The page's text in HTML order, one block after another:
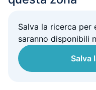
Salva la ricerca per
saranno disponibili
Salva